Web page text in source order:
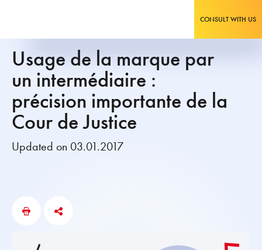
CONSULT WITH US
Usage de la marque par
un intermédiaire :
précision importante de la
Cour de Justice
Updated on 03.01.2017